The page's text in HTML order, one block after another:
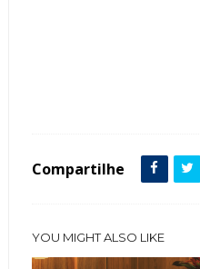
Compartilhe
YOU MIGHT ALSO LIKE